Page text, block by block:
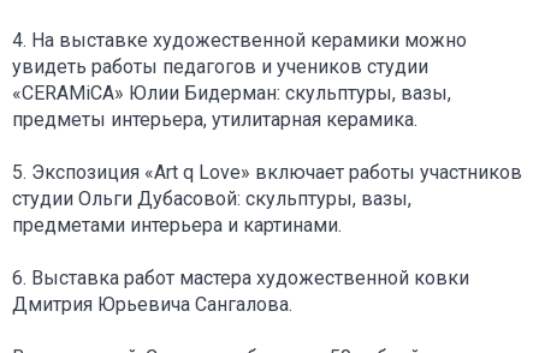
4. На выставке художественной керамики можно
увидеть работы педагогов и учеников студии
«CERAMiCA» Юлии Бидерман: скульптуры, вазы,
предметы интерьера, утилитарная керамика.
5. Экспозиция «Art q Love» включает работы участников
студии Ольги Дубасовой: скульптуры, вазы,
предметами интерьера и картинами.
6. Выставка работ мастера художественной ковки
Дмитрия Юрьевича Сангалова.